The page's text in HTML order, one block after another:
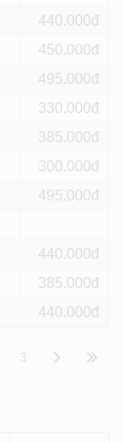
440
450
495
330
385
300
495
440
385
440
3